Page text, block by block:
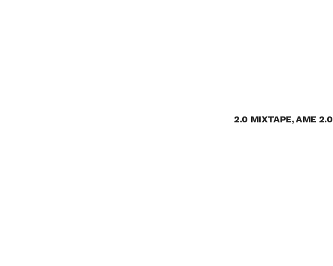
2.0 MIXTAPE, AME 2.0